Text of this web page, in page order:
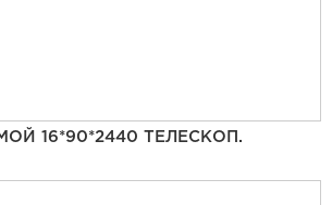
16*90*2440 ТЕЛЕСКОП.